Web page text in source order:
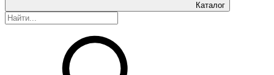
Каталог